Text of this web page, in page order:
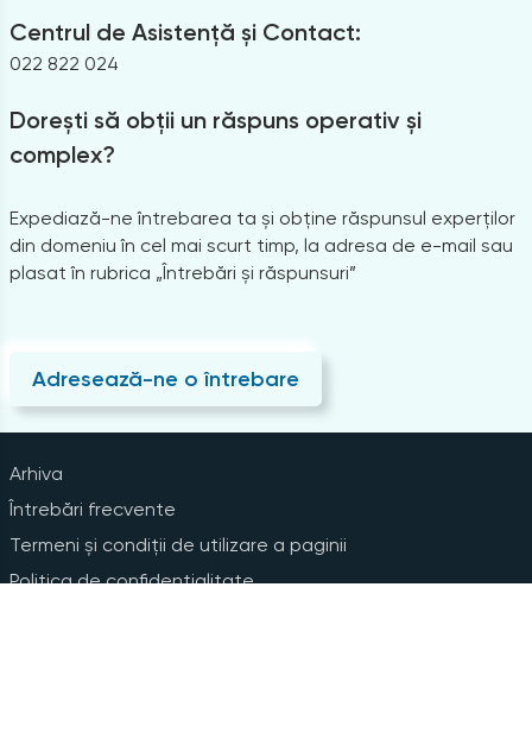
Centrul de Asistență și Contact:
022 822 024
Dorești să obții un răspuns operativ și
complex?
Expediază-ne întrebarea ta și obține răspunsul experților
din domeniu în cel mai scurt timp, la adresa de e-mail sau
plasat în rubrica „Întrebări și răspunsuri”
Adresează-ne o întrebare
Arhiva
Întrebări frecvente
Termeni și condiții de utilizare a paginii
Politica de confidențialitate